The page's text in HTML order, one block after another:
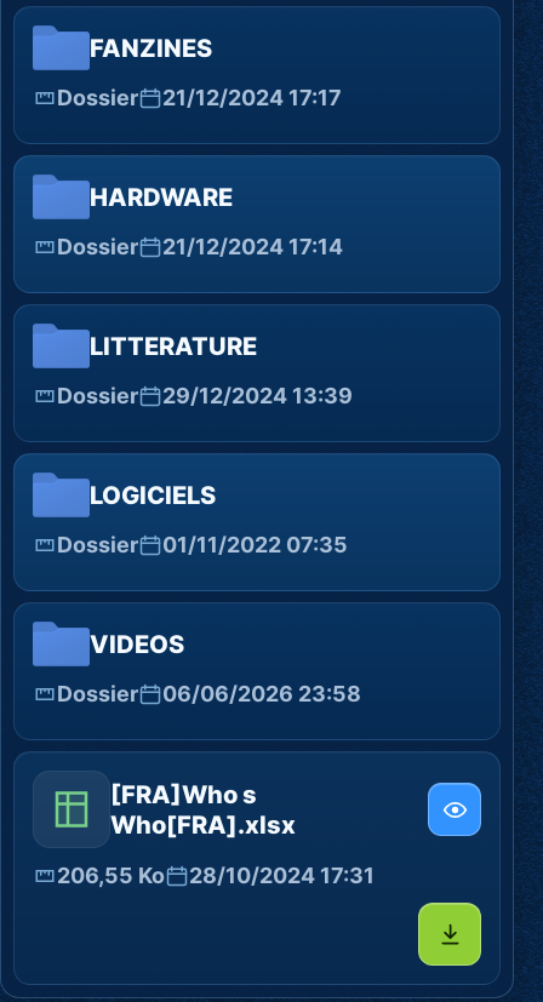
FANZINES
Dossier 21/12/2024 17:17
HARDWARE
Dossier 21/12/2024 17:14
LITTERATURE
Dossier 29/12/2024 13:39
LOGICIELS
Dossier 01/11/2022 07:35
VIDEOS
Dossier 06/06/2026 23:58
[FRA]Who s
Who[FRA].xlsx
206,55 Ko 28/10/2024 17:31